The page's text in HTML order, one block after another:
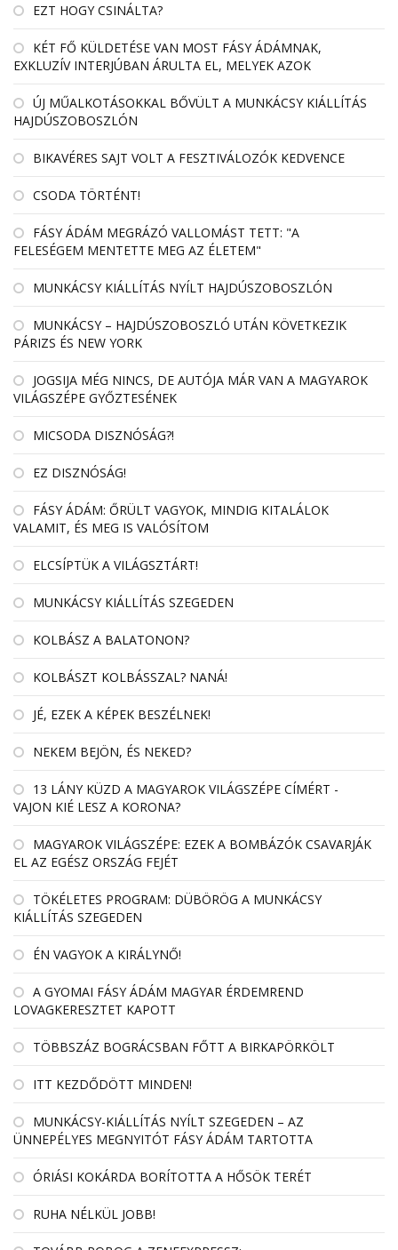
EZT HOGY CSINÁLTA?
KÉT FŐ KÜLDETÉSE VAN MOST FÁSY ÁDÁMNAK,
EXKLUZÍV INTERJÚBAN ÁRULTA EL, MELYEK AZOK
ÚJ MŰALKOTÁSOKKAL BŐVÜLT A MUNKÁCSY KIÁLLÍTÁS
HAJDÚSZOBOSZLÓN
BIKAVÉRES SAJT VOLT A FESZTIVÁLOZÓK KEDVENCE
CSODA TÖRTÉNT!
FÁSY ÁDÁM MEGRÁZÓ VALLOMÁST TETT: "A
FELESÉGEM MENTETTE MEG AZ ÉLETEM"
MUNKÁCSY KIÁLLÍTÁS NYÍLT HAJDÚSZOBOSZLÓN
MUNKÁCSY – HAJDÚSZOBOSZLÓ UTÁN KÖVETKEZIK
PÁRIZS ÉS NEW YORK
JOGSIJA MÉG NINCS, DE AUTÓJA MÁR VAN A MAGYAROK
VILÁGSZÉPE GYŐZTESÉNEK
MICSODA DISZNÓSÁG?!
EZ DISZNÓSÁG!
FÁSY ÁDÁM: ŐRÜLT VAGYOK, MINDIG KITALÁLOK
VALAMIT, ÉS MEG IS VALÓSÍTOM
ELCSÍPTÜK A VILÁGSZTÁRT!
MUNKÁCSY KIÁLLÍTÁS SZEGEDEN
KOLBÁSZ A BALATONON?
KOLBÁSZT KOLBÁSSZAL? NANÁ!
JÉ, EZEK A KÉPEK BESZÉLNEK!
NEKEM BEJÖN, ÉS NEKED?
13 LÁNY KÜZD A MAGYAROK VILÁGSZÉPE CÍMÉRT -
VAJON KIÉ LESZ A KORONA?
MAGYAROK VILÁGSZÉPE: EZEK A BOMBÁZÓK CSAVARJÁK
EL AZ EGÉSZ ORSZÁG FEJÉT
TÖKÉLETES PROGRAM: DÜBÖRÖG A MUNKÁCSY
KIÁLLÍTÁS SZEGEDEN
ÉN VAGYOK A KIRÁLYNŐ!
A GYOMAI FÁSY ÁDÁM MAGYAR ÉRDEMREND
LOVAGKERESZTET KAPOTT
TÖBBSZÁZ BOGRÁCSBAN FŐTT A BIRKAPÖRKÖLT
ITT KEZDŐDÖTT MINDEN!
MUNKÁCSY-KIÁLLÍTÁS NYÍLT SZEGEDEN – AZ
ÜNNEPÉLYES MEGNYITÓT FÁSY ÁDÁM TARTOTTA
ÓRIÁSI KOKÁRDA BORÍTOTTA A HŐSÖK TERÉT
RUHA NÉLKÜL JOBB!